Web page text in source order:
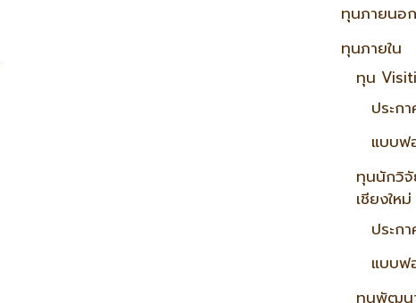
ทุนภายนอก
ทุนภายใน
ทุน
ประก
แบบฟ
ทุนนักวิจั
เชียงใหม่
ประก
แบบฟ
ทุนพัฒน